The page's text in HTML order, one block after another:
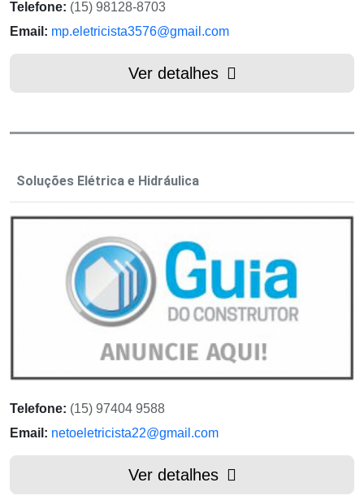
Telefone: (15) 98128-8703
Email: mp.eletricista3576@gmail.com
Ver detalhes
Soluções Elétrica e Hidráulica
Telefone: (15) 97404 9588
Email: netoeletricista22@gmail.com
Ver detalhes